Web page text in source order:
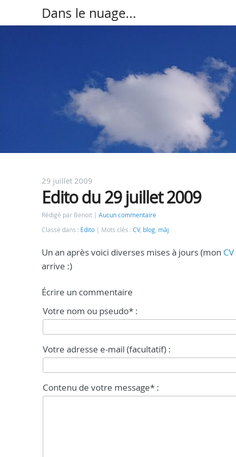
Dans le nuage...
29 juillet 2009
Edito du 29 juillet 2009
Rédigé par Benoit
Aucun commentaire
Classé dans : Edito Mots clés : CV, blog, màj
Un an après voici diverses mises à jours (mon CV
arrive :)
Écrire un commentaire
Votre nom ou pseudo* :
Votre adresse e-mail (facultatif) :
Contenu de votre message* :